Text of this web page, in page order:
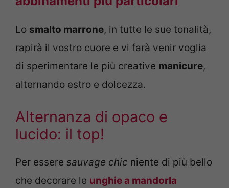
Lo smalto marrone, in tutte le sue tonalità,
rapirà il vostro cuore e vi farà venir voglia
di sperimentare le più creative manicure,
alternando estro e dolcezza.
Alternanza di opaco e
lucido: il top!
Per essere sauvage chic niente di più bello
che decorare le unghie a mandorla